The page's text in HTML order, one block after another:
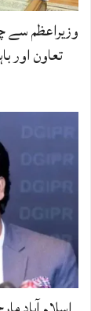
وزیراعظم سے
تعاون اور